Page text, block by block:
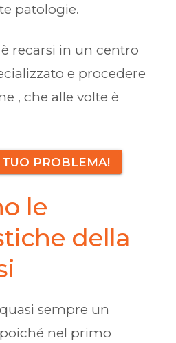
patologie.
recarsi in un centro
e procedere
, che alle volte è
PROBLEMA!
le
della
sempre un
nel primo